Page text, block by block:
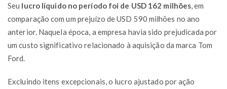
Seu lucro líquido no período foi de USD 162 milhões , em
comparação com um prejuízo de USD 590 milhões no ano
anterior. Naquela época, a empresa havia sido prejudicada por
um custo significativo relacionado à aquisição da marca Tom
Ford.
Excluindo itens excepcionais, o lucro ajustado por ação